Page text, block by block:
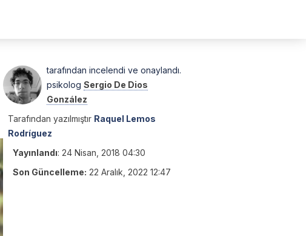
tarafından incelendi ve onaylandı.
psikolog Sergio De Dios
González
Tarafından yazılmıştır Raquel Lemos
Rodríguez
Yayınlandı: 24 Nisan, 2018 04:30
Son Güncelleme: 22 Aralık, 2022 12:47